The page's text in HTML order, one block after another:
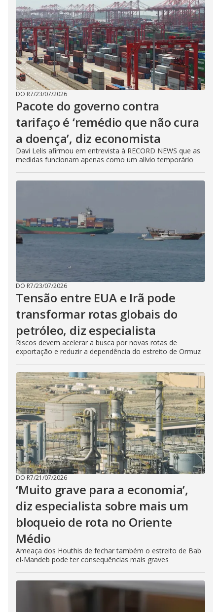
DO R7/23/07/2026
Pacote do governo contra
tarifaço é ‘remédio que não cura
a doença’, diz economista
Davi Lelis afirmou em entrevista à RECORD NEWS que as
medidas funcionam apenas como um alívio temporário
DO R7/23/07/2026
Tensão entre EUA e Irã pode
transformar rotas globais do
petróleo, diz especialista
Riscos devem acelerar a busca por novas rotas de
exportação e reduzir a dependência do estreito de Ormuz
DO R7/21/07/2026
‘Muito grave para a economia’,
diz especialista sobre mais um
bloqueio de rota no Oriente
Médio
Ameaça dos Houthis de fechar também o estreito de Bab
el-Mandeb pode ter consequências mais graves